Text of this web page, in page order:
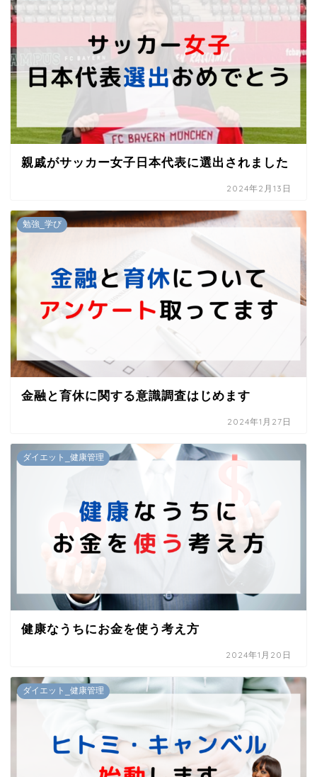
親戚がサッカー女子日本代表に選出されました
2024年2月13日
勉強_学び
金融と育休に関する意識調査はじめます
2024年1月27日
ダイエット_健康管理
健康なうちにお金を使う考え方
2024年1月20日
ダイエット_健康管理